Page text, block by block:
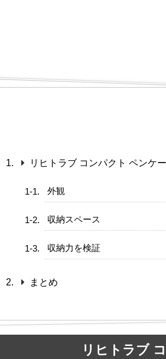
リヒトラブ コンパクト ペンケ
外観
収納スペース
収納力を検証
まとめ
リヒトラブ